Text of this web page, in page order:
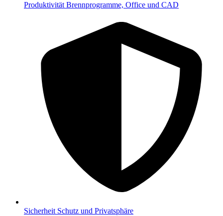
Produktivität Brennprogramme, Office und CAD
Sicherheit Schutz und Privatsphäre